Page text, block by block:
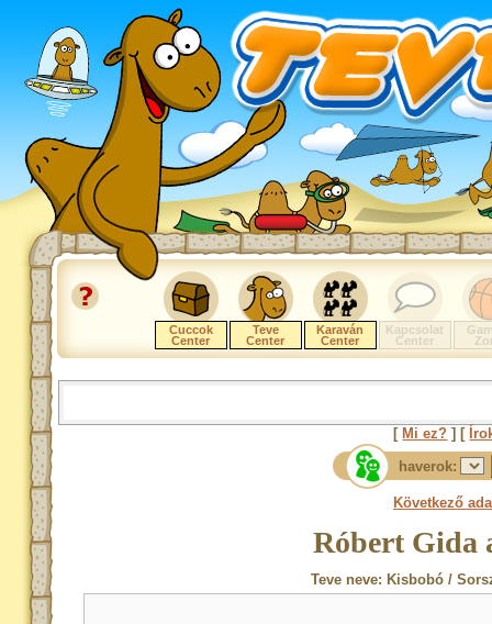
Cuccok
Center
Teve
Center
Karaván
Center
Kapcsolat
Center
[ Mi ez? ] [
haverok:
Következő
Róbert Gida
Teve neve: Kisbobó /